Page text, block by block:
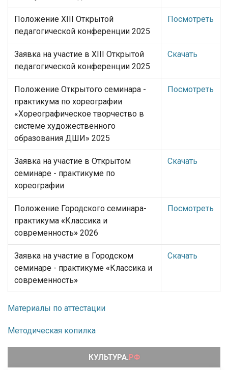
Положение XIII Открытой
педагогической конференции 2025
Посмотреть
Заявка на участие в XIII Открытой
педагогической конференции 2025
Скачать
Положение Открытого семинара -
практикума по хореографии
«Хореографическое творчество в
системе художественного
образования ДШИ» 2025
Посмотреть
Заявка на участие в Открытом
семинаре - практикуме по
хореографии
Скачать
Положение Городского семинара-
практикума «Классика и
современность» 2026
Посмотреть
Заявка на участие в Городском
семинаре - практикуме «Классика и
современность»
Скачать
Материалы по аттестации
Методическая копилка